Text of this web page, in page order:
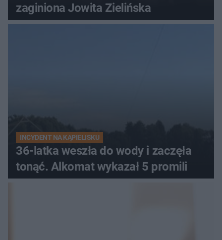
zaginiona Jowita Zielińska
INCYDENT NA KĄPIELISKU
36-latka weszła do wody i zaczęła
tonąć. Alkomat wykazał 5 promili